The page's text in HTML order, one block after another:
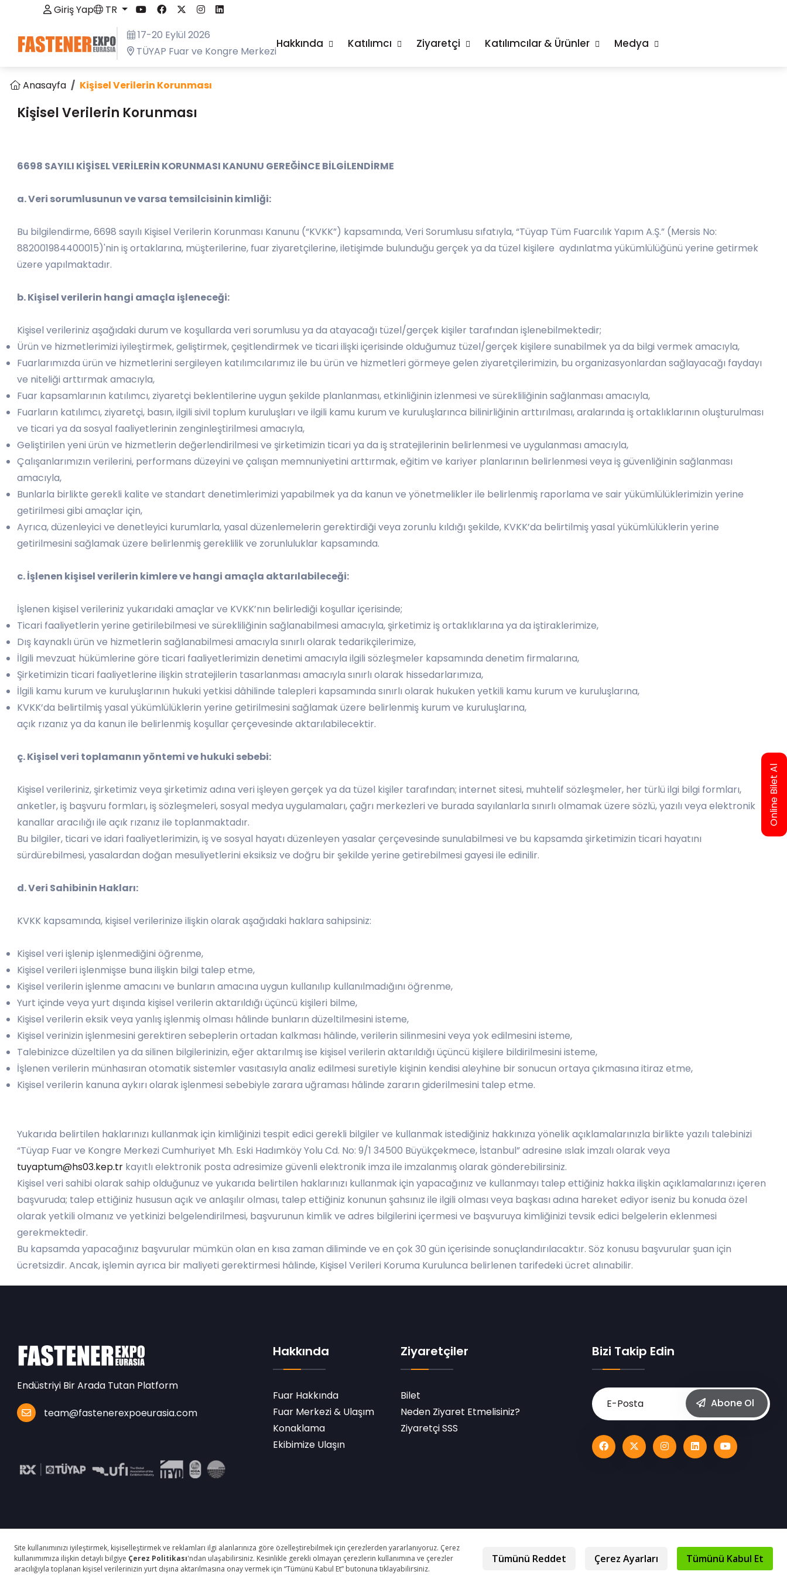
Giriş Yap
TR
17-20 Eylül 2026
TÜYAP Fuar ve Kongre Merkezi
Hakkında Katılımcı Ziyaretçi Katılımcılar & Ürünler Medya
Anasayfa Kişisel Verilerin Korunması
Kişisel Verilerin Korunması
6698 SAYILI KİŞİSEL VERİLERİN KORUNMASI KANUNU GEREĞİNCE BİLGİLENDİRME
a. Veri sorumlusunun ve varsa temsilcisinin kimliği:
Bu bilgilendirme, 6698 sayılı Kişisel Verilerin Korunması Kanunu (“KVKK”) kapsamında, Veri Sorumlusu sıfatıyla, “Tüyap Tüm Fuarcılık Yapım A.Ş.” (Mersis No:
882001984400015)'nin iş ortaklarına, müşterilerine, fuar ziyaretçilerine, iletişimde bulunduğu gerçek ya da tüzel kişilere aydınlatma yükümlülüğünü yerine getirmek
üzere yapılmaktadır.
b. Kişisel verilerin hangi amaçla işleneceği:
Kişisel verileriniz aşağıdaki durum ve koşullarda veri sorumlusu ya da atayacağı tüzel/gerçek kişiler tarafından işlenebilmektedir;
Ürün ve hizmetlerimizi iyileştirmek, geliştirmek, çeşitlendirmek ve ticari ilişki içerisinde olduğumuz tüzel/gerçek kişilere sunabilmek ya da bilgi vermek amacıyla,
Fuarlarımızda ürün ve hizmetlerini sergileyen katılımcılarımız ile bu ürün ve hizmetleri görmeye gelen ziyaretçilerimizin, bu organizasyonlardan sağlayacağı faydayı
ve niteliği arttırmak amacıyla,
Fuar kapsamlarının katılımcı, ziyaretçi beklentilerine uygun şekilde planlanması, etkinliğinin izlenmesi ve sürekliliğinin sağlanması amacıyla,
Fuarların katılımcı, ziyaretçi, basın, ilgili sivil toplum kuruluşları ve ilgili kamu kurum ve kuruluşlarınca bilinirliğinin arttırılması, aralarında iş ortaklıklarının oluşturulması
ve ticari ya da sosyal faaliyetlerinin zenginleştirilmesi amacıyla,
Geliştirilen yeni ürün ve hizmetlerin değerlendirilmesi ve şirketimizin ticari ya da iş stratejilerinin belirlenmesi ve uygulanması amacıyla,
Çalışanlarımızın verilerini, performans düzeyini ve çalışan memnuniyetini arttırmak, eğitim ve kariyer planlarının belirlenmesi veya iş güvenliğinin sağlanması
amacıyla,
Bunlarla birlikte gerekli kalite ve standart denetimlerimizi yapabilmek ya da kanun ve yönetmelikler ile belirlenmiş raporlama ve sair yükümlülüklerimizin yerine
getirilmesi gibi amaçlar için,
Ayrıca, düzenleyici ve denetleyici kurumlarla, yasal düzenlemelerin gerektirdiği veya zorunlu kıldığı şekilde, KVKK’da belirtilmiş yasal yükümlülüklerin yerine
getirilmesini sağlamak üzere belirlenmiş gereklilik ve zorunluluklar kapsamında.
c. İşlenen kişisel verilerin kimlere ve hangi amaçla aktarılabileceği:
İşlenen kişisel verileriniz yukarıdaki amaçlar ve KVKK’nın belirlediği koşullar içerisinde;
Ticari faaliyetlerin yerine getirilebilmesi ve sürekliliğinin sağlanabilmesi amacıyla, şirketimiz iş ortaklıklarına ya da iştiraklerimize,
Dış kaynaklı ürün ve hizmetlerin sağlanabilmesi amacıyla sınırlı olarak tedarikçilerimize,
İlgili mevzuat hükümlerine göre ticari faaliyetlerimizin denetimi amacıyla ilgili sözleşmeler kapsamında denetim firmalarına,
Şirketimizin ticari faaliyetlerine ilişkin stratejilerin tasarlanması amacıyla sınırlı olarak hissedarlarımıza,
İlgili kamu kurum ve kuruluşlarının hukuki yetkisi dâhilinde talepleri kapsamında sınırlı olarak hukuken yetkili kamu kurum ve kuruluşlarına,
KVKK’da belirtilmiş yasal yükümlülüklerin yerine getirilmesini sağlamak üzere belirlenmiş kurum ve kuruluşlarına,
açık rızanız ya da kanun ile belirlenmiş koşullar çerçevesinde aktarılabilecektir.
ç. Kişisel veri toplamanın yöntemi ve hukuki sebebi:
Kişisel verileriniz, şirketimiz veya şirketimiz adına veri işleyen gerçek ya da tüzel kişiler tarafından; internet sitesi, muhtelif sözleşmeler, her türlü ilgi bilgi formları,
anketler, iş başvuru formları, iş sözleşmeleri, sosyal medya uygulamaları, çağrı merkezleri ve burada sayılanlarla sınırlı olmamak üzere sözlü, yazılı veya elektronik
kanallar aracılığı ile açık rızanız ile toplanmaktadır.
Bu bilgiler, ticari ve idari faaliyetlerimizin, iş ve sosyal hayatı düzenleyen yasalar çerçevesinde sunulabilmesi ve bu kapsamda şirketimizin ticari hayatını
sürdürebilmesi, yasalardan doğan mesuliyetlerini eksiksiz ve doğru bir şekilde yerine getirebilmesi gayesi ile edinilir.
d. Veri Sahibinin Hakları:
KVKK kapsamında, kişisel verilerinize ilişkin olarak aşağıdaki haklara sahipsiniz:
Kişisel veri işlenip işlenmediğini öğrenme,
Kişisel verileri işlenmişse buna ilişkin bilgi talep etme,
Kişisel verilerin işlenme amacını ve bunların amacına uygun kullanılıp kullanılmadığını öğrenme,
Yurt içinde veya yurt dışında kişisel verilerin aktarıldığı üçüncü kişileri bilme,
Kişisel verilerin eksik veya yanlış işlenmiş olması hâlinde bunların düzeltilmesini isteme,
Kişisel verinizin işlenmesini gerektiren sebeplerin ortadan kalkması hâlinde, verilerin silinmesini veya yok edilmesini isteme,
Talebinizce düzeltilen ya da silinen bilgilerinizin, eğer aktarılmış ise kişisel verilerin aktarıldığı üçüncü kişilere bildirilmesini isteme,
İşlenen verilerin münhasıran otomatik sistemler vasıtasıyla analiz edilmesi suretiyle kişinin kendisi aleyhine bir sonucun ortaya çıkmasına itiraz etme,
Kişisel verilerin kanuna aykırı olarak işlenmesi sebebiyle zarara uğraması hâlinde zararın giderilmesini talep etme.
Yukarıda belirtilen haklarınızı kullanmak için kimliğinizi tespit edici gerekli bilgiler ve kullanmak istediğiniz hakkınıza yönelik açıklamalarınızla birlikte yazılı talebinizi
“Tüyap Fuar ve Kongre Merkezi Cumhuriyet Mh. Eski Hadımköy Yolu Cd. No: 9/1 34500 Büyükçekmece, İstanbul” adresine ıslak imzalı olarak veya
tuyaptum@hs03.kep.tr kayıtlı elektronik posta adresimize güvenli elektronik imza ile imzalanmış olarak gönderebilirsiniz.
Kişisel veri sahibi olarak sahip olduğunuz ve yukarıda belirtilen haklarınızı kullanmak için yapacağınız ve kullanmayı talep ettiğiniz hakka ilişkin açıklamalarınızı içeren
başvuruda; talep ettiğiniz hususun açık ve anlaşılır olması, talep ettiğiniz konunun şahsınız ile ilgili olması veya başkası adına hareket ediyor iseniz bu konuda özel
olarak yetkili olmanız ve yetkinizi belgelendirilmesi, başvurunun kimlik ve adres bilgilerini içermesi ve başvuruya kimliğinizi tevsik edici belgelerin eklenmesi
gerekmektedir.
Bu kapsamda yapacağınız başvurular mümkün olan en kısa zaman diliminde ve en çok 30 gün içerisinde sonuçlandırılacaktır. Söz konusu başvurular şuan için
ücretsizdir. Ancak, işlemin ayrıca bir maliyeti gerektirmesi hâlinde, Kişisel Verileri Koruma Kurulunca belirlenen tarifedeki ücret alınabilir.
Endüstriyi Bir Arada Tutan Platform
team@fastenerexpoeurasia.com
Hakkında
Fuar Hakkında
Fuar Merkezi & Ulaşım
Konaklama
Ekibimize Ulaşın
Ziyaretçiler
Bilet
Neden Ziyaret Etmelisiniz?
Ziyaretçi SSS
Bizi Takip Edin
Abone Ol
© Copyright 2025 fastenerexpoeurasia.com Tüm Hakları Saklıdır. Gizlilik Beyanı Kişisel Verilerin Korunması
Online Bilet Al